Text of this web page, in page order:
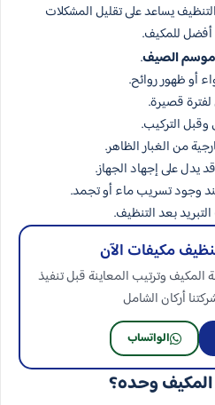
يساعد على تقليل المشكلات
أفضل للمكيف.
موسم الصيف.
أو ظهور روائح.
قصيرة.
وقبل التركيب.
من الغبار الظاهر.
على إجهاد الجهاز.
وجود تسريب ماء أو تجمد.
بعد التنظيف.
مكيفات الآن
وترتيب المعاينة قبل تنفيذ
أركان الشامل
الواتساب
المكيف وحده؟